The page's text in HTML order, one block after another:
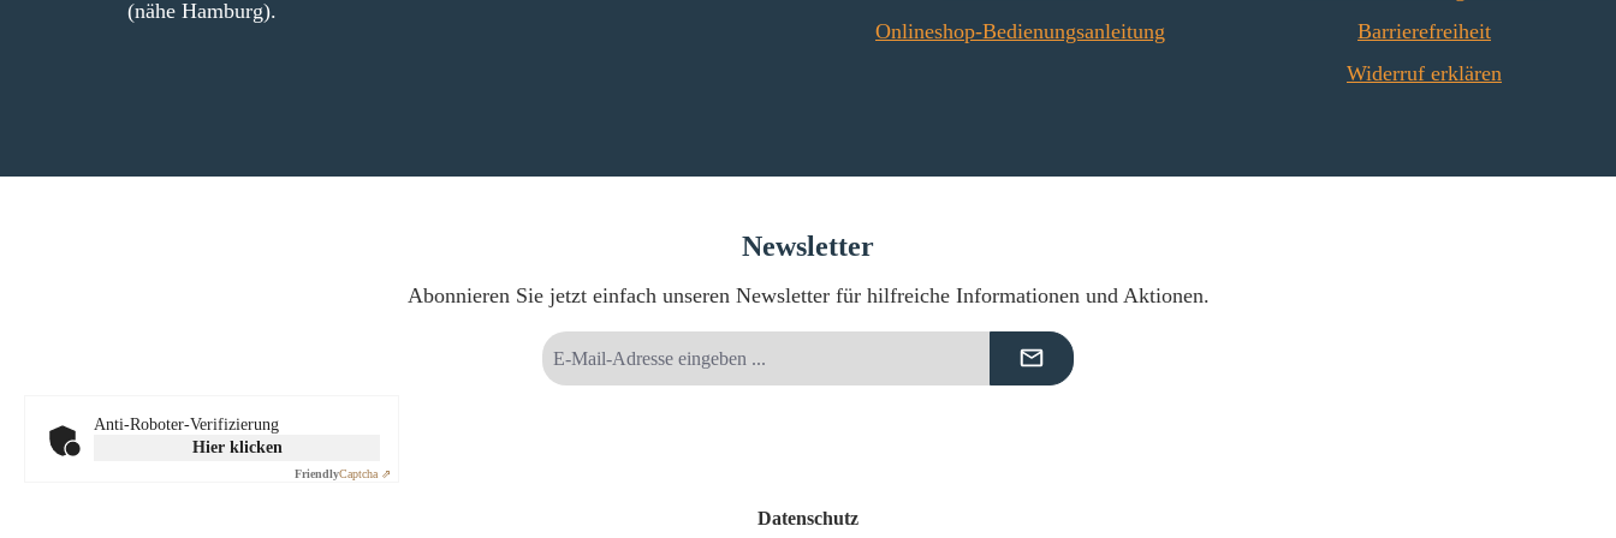
(nähe Hamburg).
Onlineshop-Bedienungsanleitung
Barrierefreiheit
Widerruf erklären
Newsletter
Abonnieren Sie jetzt einfach unseren Newsletter für hilfreiche Informationen und Aktionen.
E-
Mail-
Anti-Roboter-Verifizierung
Hier klicken
FriendlyCaptcha ⇗
Datenschutz